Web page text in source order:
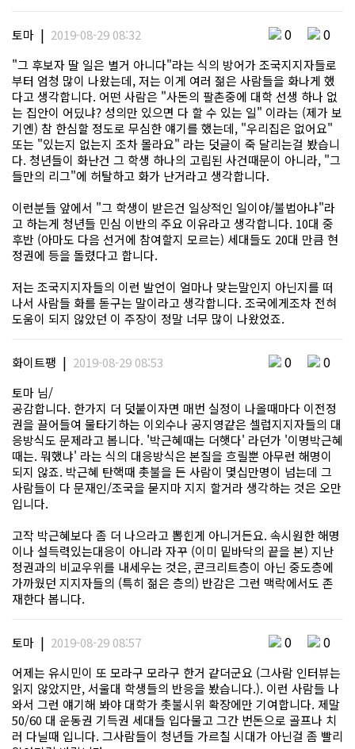
토마 | 2019-08-29 08:32 0 0
"그 후보자 딸 일은 별거 아니다"라는 식의 방어가 조국지지자들로
부터 엄청 많이 나왔는데, 저는 이게 여러 젊은 사람들을 화나게 했
다고 생각합니다. 어떤 사람은 "사돈의 팔촌중에 대학 선생 하나 없
는 집안이 어딨냐? 성의만 있으면 다 할 수 있는 일" 이라는 (제가 보
기엔) 참 한심할 정도로 무심한 얘기를 했는데, "우리집은 없어요"
또는 "있는지 없는지 조차 몰라요" 라는 덧글이 죽 달리는걸 봤습니
다. 청년들이 화난건 그 학생 하나의 고립된 사건때문이 아니라, "그
들만의 리그"에 허탈하고 화가 난거라고 생각합니다.
이런분들 앞에서 "그 학생이 받은건 일상적인 일이야/불법아냐"라
고 하는게 청년들 민심 이반의 주요 이유라고 생각합니다. 10대 중
후반 (아마도 다음 선거에 참여할지 모르는) 세대들도 20대 만큼 현
정권에 등을 돌렸다고 합니다.
저는 조국지지자들의 이런 발언이 얼마나 맞는말인지 아닌지를 떠
나서 사람들 화를 돋구는 말이라고 생각합니다. 조국에게조차 전혀
도움이 되지 않았던 이 주장이 정말 너무 많이 나왔었죠.
화이트팽 | 2019-08-29 08:53 0 0
토마 님/
공감합니다. 한가지 더 덧붙이자면 매번 실정이 나올때마다 이전정
권을 끌어들여 물타기하는 이외수나 공지영같은 셀럽지지자들의 대
응방식도 문제라고 봅니다. '박근혜때는 더햇다' 라던가 '이명박근혜
때는. 뭐했냐' 라는 식의 대응방식은 본질을 흐릴뿐 아무런 해명이
되지 않죠. 박근혜 탄핵때 촛불을 든 사람이 몇십만명이 넘는데 그
사람들이 다 문재인/조국을 묻지마 지지 할거라 생각하는 것은 오만
입니다.
고작 박근혜보다 좀 더 나으라고 뽑힌게 아니거든요. 속시원한 해명
이나 설득력있는대응이 아니라 자꾸 (이미 밑바닥의 끝을 본) 지난
정권과의 비교우위를 내세우는 것은, 콘크리트층이 아닌 중도층에
가까웠던 지지자들의 (특히 젊은 층의) 반감은 그런 맥락에서도 존
재한다 봅니다.
토마 | 2019-08-29 08:57 0 0
어제는 유시민이 또 모라구 모라구 한거 같더군요 (그사람 인터뷰는
읽지 않았지만, 서울대 학생들의 반응을 봤습니다.). 이런 사람들 나
와서 그런 얘기해 봐야 대학가 촛불시위 확장에만 기여합니다. 제말
50/60 대 운동권 기득권 세대들 입다물고 그간 번돈으로 골프나 치
러 다닐때 입니다. 그사람들이 청년들 가르칠 시대가 아닌걸 좀 빨리